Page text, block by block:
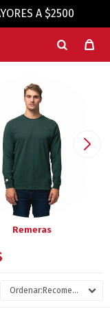
A $2500
Remeras
Recomendados